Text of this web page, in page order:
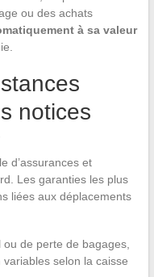
ou des achats
à sa valeur
notices
d’assurances et
Les garanties les plus
liées aux déplacements
de perte de bagages,
selon la caisse